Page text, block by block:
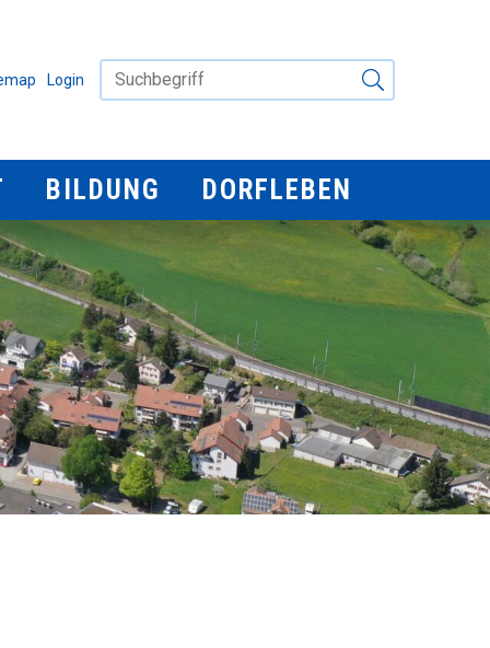
Login Suchbegriff
Suche starten
BILDUNG DORFLEBEN